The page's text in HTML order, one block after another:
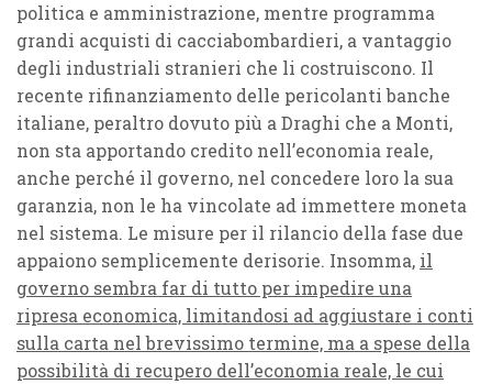
politica e amministrazione, mentre programma
grandi acquisti di cacciabombardieri, a vantaggio
degli industriali stranieri che li costruiscono. Il
recente rifinanziamento delle pericolanti banche
italiane, peraltro dovuto più a Draghi che a Monti,
non sta apportando credito nell’economia reale,
anche perché il governo, nel concedere loro la sua
garanzia, non le ha vincolate ad immettere moneta
nel sistema. Le misure per il rilancio della fase due
appaiono semplicemente derisorie. Insomma, il
governo sembra far di tutto per impedire una
ripresa economica, limitandosi ad aggiustare i conti
sulla carta nel brevissimo termine, ma a spese della
possibilità di recupero dell’economia reale, le cui